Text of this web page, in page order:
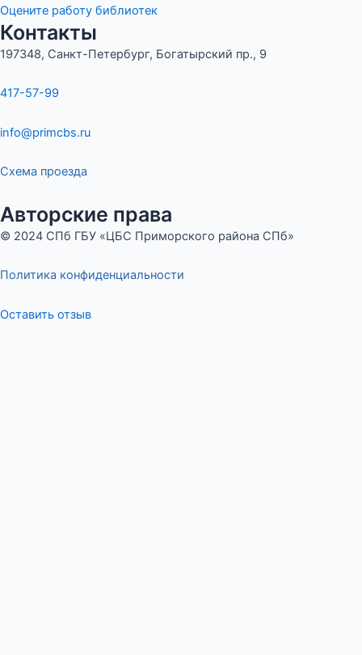
Оцените работу библиотек
Контакты
197348, Санкт-Петербург, Богатырский пр., 9
417-57-99
info@primcbs.ru
Схема проезда
Авторские права
© 2024 СПб ГБУ «ЦБС Приморского района СПб»
Политика конфиденциальности
Оставить отзыв